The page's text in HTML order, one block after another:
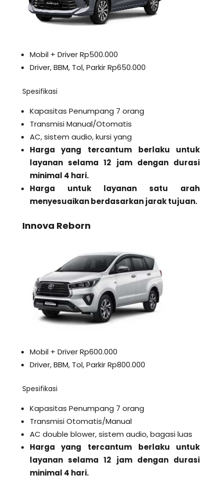
Mobil + Driver Rp500.000
Driver, BBM, Tol, Parkir Rp650.000
Spesifikasi
Kapasitas Penumpang 7 orang
Transmisi Manual/Otomatis
AC, sistem audio, kursi yang
Harga yang tercantum berlaku untuk
layanan selama 12 jam dengan durasi
minimal 4 hari.
Harga untuk layanan satu arah
menyesuaikan berdasarkan jarak tujuan.
Innova Reborn
Mobil + Driver Rp600.000
Driver, BBM, Tol, Parkir Rp800.000
Spesifikasi
Kapasitas Penumpang 7 orang
Transmisi Otomatis/Manual
AC double blower, sistem audio, bagasi luas
Harga yang tercantum berlaku untuk
layanan selama 12 jam dengan durasi
minimal 4 hari.